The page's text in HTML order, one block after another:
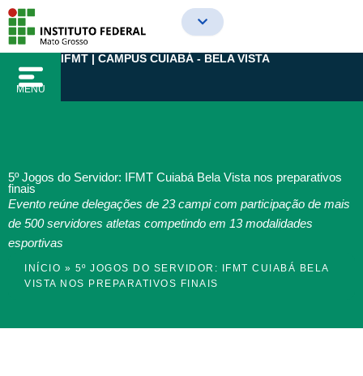
para
conteúdo
MENU
IFMT | CAMPUS CUIABÁ - BELA VISTA
5º Jogos do Servidor: IFMT Cuiabá Bela Vista nos preparativos
finais
Evento reúne delegações de 23 campi com participação de mais
de 500 servidores atletas competindo em 13 modalidades
esportivas
INÍCIO » 5º JOGOS DO SERVIDOR: IFMT CUIABÁ BELA
VISTA NOS PREPARATIVOS FINAIS